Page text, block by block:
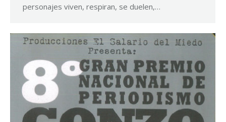
personajes viven, respiran, se duelen,…